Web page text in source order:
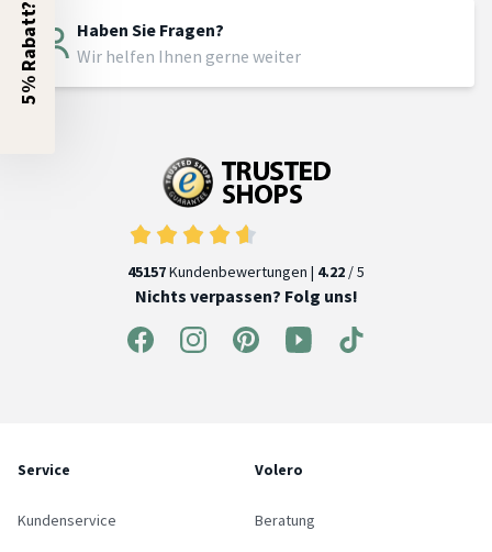
Haben Sie Fragen?
Wir helfen Ihnen gerne weiter
45157Kundenbewertungen | 4.22 / 5
Nichts verpassen? Folg uns!
Service
Kundenservice
Volero
Beratung
5% Rabatt?